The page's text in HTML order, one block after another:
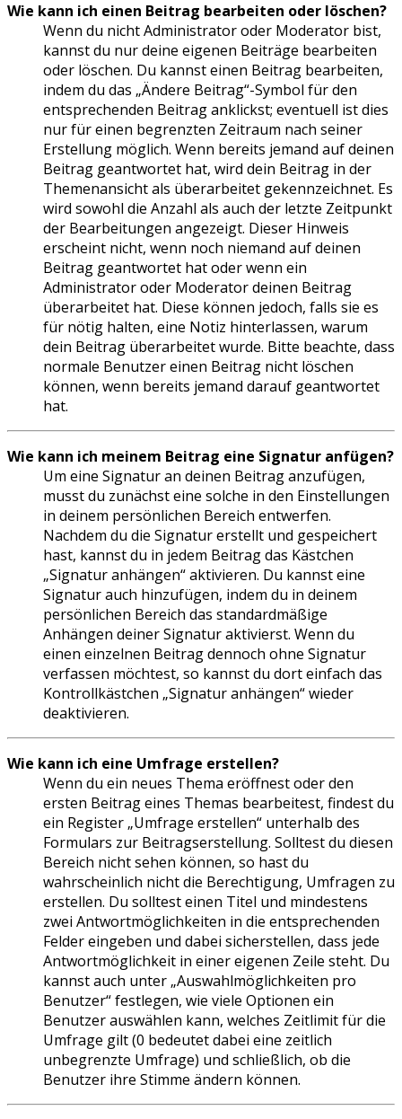
Wie kann ich einen Beitrag bearbeiten oder löschen?
Wenn du nicht Administrator oder Moderator bist,
kannst du nur deine eigenen Beiträge bearbeiten
oder löschen. Du kannst einen Beitrag bearbeiten,
indem du das „Ändere Beitrag“-Symbol für den
entsprechenden Beitrag anklickst; eventuell ist dies
nur für einen begrenzten Zeitraum nach seiner
Erstellung möglich. Wenn bereits jemand auf deinen
Beitrag geantwortet hat, wird dein Beitrag in der
Themenansicht als überarbeitet gekennzeichnet. Es
wird sowohl die Anzahl als auch der letzte Zeitpunkt
der Bearbeitungen angezeigt. Dieser Hinweis
erscheint nicht, wenn noch niemand auf deinen
Beitrag geantwortet hat oder wenn ein
Administrator oder Moderator deinen Beitrag
überarbeitet hat. Diese können jedoch, falls sie es
für nötig halten, eine Notiz hinterlassen, warum
dein Beitrag überarbeitet wurde. Bitte beachte, dass
normale Benutzer einen Beitrag nicht löschen
können, wenn bereits jemand darauf geantwortet
hat.
Wie kann ich meinem Beitrag eine Signatur anfügen?
Um eine Signatur an deinen Beitrag anzufügen,
musst du zunächst eine solche in den Einstellungen
in deinem persönlichen Bereich entwerfen.
Nachdem du die Signatur erstellt und gespeichert
hast, kannst du in jedem Beitrag das Kästchen
„Signatur anhängen“ aktivieren. Du kannst eine
Signatur auch hinzufügen, indem du in deinem
persönlichen Bereich das standardmäßige
Anhängen deiner Signatur aktivierst. Wenn du
einen einzelnen Beitrag dennoch ohne Signatur
verfassen möchtest, so kannst du dort einfach das
Kontrollkästchen „Signatur anhängen“ wieder
deaktivieren.
Wie kann ich eine Umfrage erstellen?
Wenn du ein neues Thema eröffnest oder den
ersten Beitrag eines Themas bearbeitest, findest du
ein Register „Umfrage erstellen“ unterhalb des
Formulars zur Beitragserstellung. Solltest du diesen
Bereich nicht sehen können, so hast du
wahrscheinlich nicht die Berechtigung, Umfragen zu
erstellen. Du solltest einen Titel und mindestens
zwei Antwortmöglichkeiten in die entsprechenden
Felder eingeben und dabei sicherstellen, dass jede
Antwortmöglichkeit in einer eigenen Zeile steht. Du
kannst auch unter „Auswahlmöglichkeiten pro
Benutzer“ festlegen, wie viele Optionen ein
Benutzer auswählen kann, welches Zeitlimit für die
Umfrage gilt (0 bedeutet dabei eine zeitlich
unbegrenzte Umfrage) und schließlich, ob die
Benutzer ihre Stimme ändern können.